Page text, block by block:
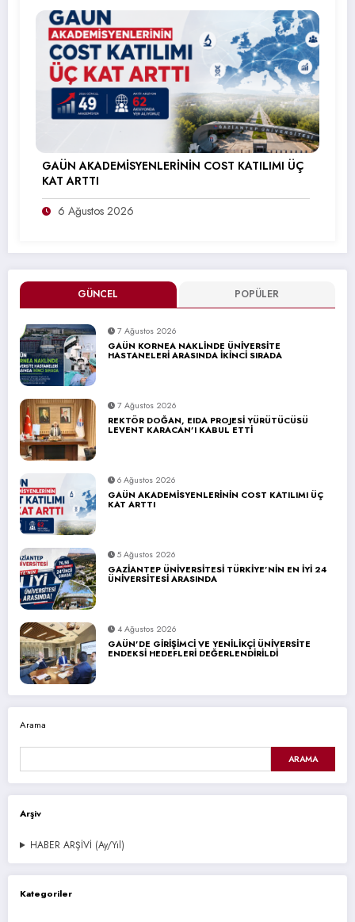
GÜNCEL POPÜLER
7 Ağustos 2026
GAÜN KORNEA NAKLİNDE ÜNİVERSİTE
HASTANELERİ ARASINDA İKİNCİ SIRADA
7 Ağustos 2026
REKTÖR DOĞAN, EIDA PROJESİ YÜRÜTÜCÜSÜ
LEVENT KARACAN’I KABUL ETTİ
6 Ağustos 2026
GAÜN AKADEMİSYENLERİNİN COST KATILIMI ÜÇ
KAT ARTTI
5 Ağustos 2026
GAZİANTEP ÜNİVERSİTESİ TÜRKİYE’NİN EN İYİ 24
ÜNİVERSİTESİ ARASINDA
4 Ağustos 2026
GAÜN’DE GİRİŞİMCİ VE YENİLİKÇİ ÜNİVERSİTE
ENDEKSİ HEDEFLERİ DEĞERLENDİRİLDİ
Arama
ARAMA
Arşiv
HABER ARŞİVİ (Ay/Yıl)
Kategoriler
GAÜN AKADEMİSYENLERİNİN COST KATILIMI ÜÇ
KAT ARTTI
6 Ağustos 2026